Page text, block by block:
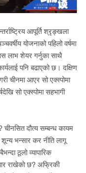
आपूर्ति श्रृङ्खला
योजनाको पहिलो वर्षमा
लाभ शेयर गर्नुका साथै
पनि बढाएको छ। दक्षिण
चीनमा आएर सो एक्स्पोमा
सो एक्स्पोमा सहभागी
दौत्य सम्बन्ध कायम
भन्सार कर नीति लागू
ठूलो व्यापारिक
राखेको छ? अफ्रिकी